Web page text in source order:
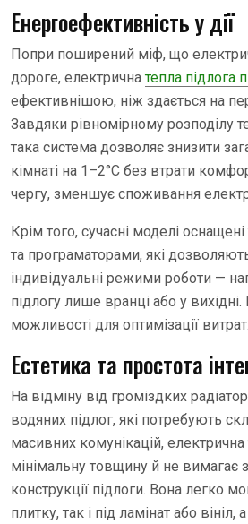
Енергоефективність у дії
Попри поширений міф, що
дороге, електрична тепла підлога
ефективнішою, ніж здається на
Завдяки рівномірному розподілу
така система дозволяє знизити
кімнаті на 1–2°C без втрати
чергу, зменшує споживання
Крім того, сучасні моделі
та програматорами, які
індивідуальні режими роботи —
підлогу лише вранці або у
можливості для оптимізації витрат.
Естетика та простота
На відміну від громіздких
водяних підлог, які потребують
масивних комунікацій, електрична
мінімальну товщину й не вимагає
конструкції підлоги. Вона легко
плитку, так і під ламінат або